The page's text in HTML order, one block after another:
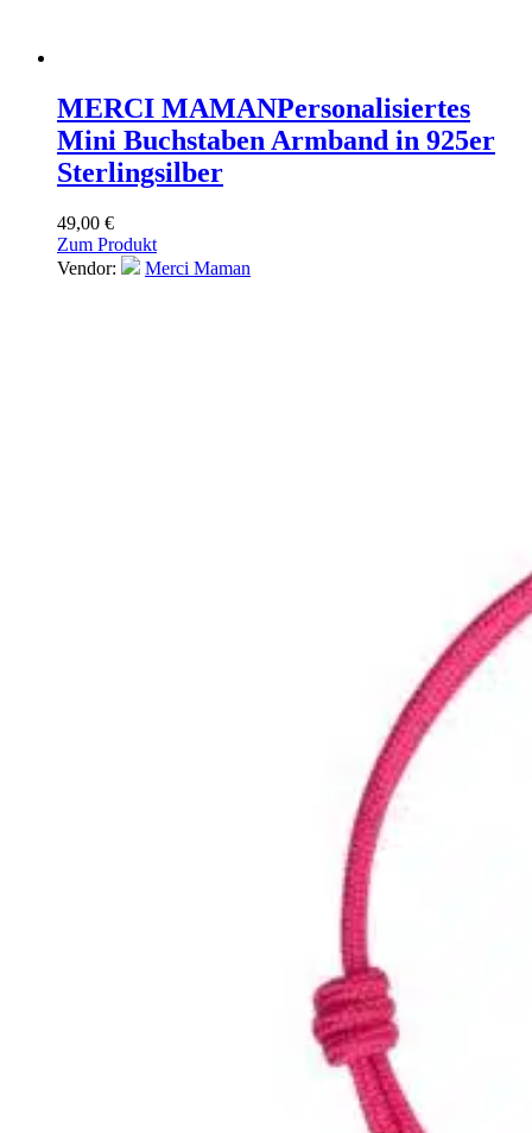
MERCI MAMANPersonalisiertes
Mini Buchstaben Armband in 925er
Sterlingsilber
49,00 €
Zum Produkt
Vendor:
Merci Maman